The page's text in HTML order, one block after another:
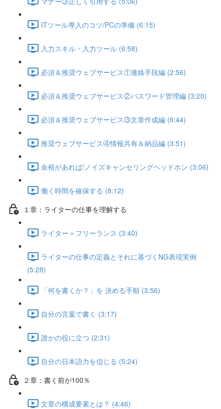
ITツール導入のコツ/PCの準備 (6:15)
入力スキル・入力ツール (6:58)
必須＆推奨ウェブサービス①連絡手段編 (2:56)
必須＆推奨ウェブサービス②パスワード管理編 (3:20)
必須＆推奨ウェブサービス③文章作成編 (6:44)
推奨ウェブサービス④情報共有＆納品編 (3:51)
余裕があれば/ノイズキャンセリングヘッドホン (3:06)
働く時間を確保する (8:12)
１章：ライターの仕事を理解する
ライター＝フリーランス (3:40)
ライターの仕事の定義とそれに基づくNG表現実例
(5:28)
「何を書くか？」を 決める手順 (3:56)
自分の言葉で書く (3:17)
誰かの役に立つ (2:31)
自分の日本語力を信じる (5:24)
２章：書く前が100％
文章の構成要素とは？ (4:46)